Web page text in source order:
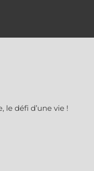
le défi d’une vie !